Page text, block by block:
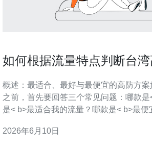
如何根据流量特点判断台
概述：最适合、最好与最便宜的高防方
之前，首先要回答三个常见问题：哪款是
是< b>最适合我的流量？哪款是< b>最便
点（峰值带宽、攻击类型、持续时长、
2026年6月10日